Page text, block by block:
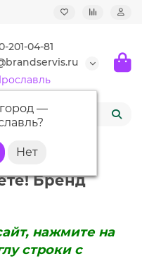
201-04-81
—
?
Бренд
нажмите на
строки с